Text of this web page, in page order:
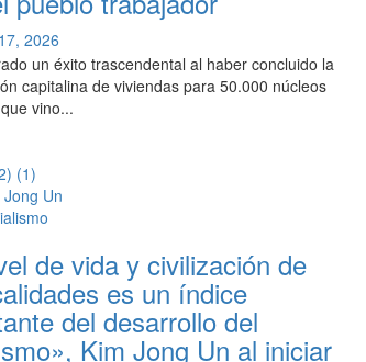
al
año
2026
un éxito trascendental al haber concluido la
capitalina de viviendas para 50.000 núcleos
vino...
Jong Un
de vida y civilización de
es un índice
del desarrollo del
Kim Jong Un al iniciar